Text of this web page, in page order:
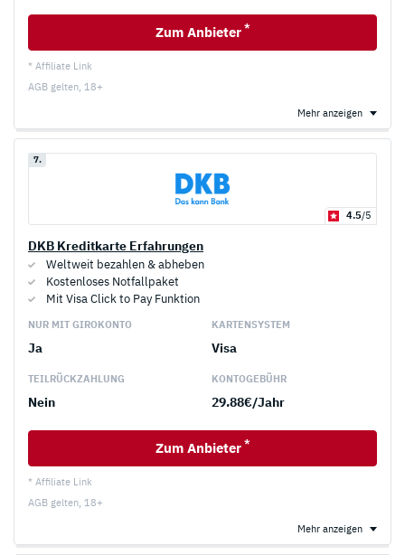
Zum Anbieter *
* Affiliate Link
AGB gelten, 18+
Mehr anzeigen
7.
4.5/5
DKB Kreditkarte Erfahrungen
Weltweit bezahlen & abheben
Kostenloses Notfallpaket
Mit Visa Click to Pay Funktion
NUR MIT GIROKONTO
Ja
KARTENSYSTEM
Visa
TEILRÜCKZAHLUNG
Nein
KONTOGEBÜHR
29.88€/Jahr
Zum Anbieter *
* Affiliate Link
AGB gelten, 18+
Mehr anzeigen